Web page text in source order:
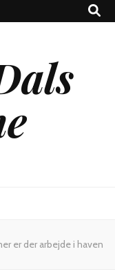
er der arbejde i haven